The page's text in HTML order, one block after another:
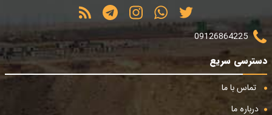
09126864225
دسترسی سریع
تماس با ما
درباره ما